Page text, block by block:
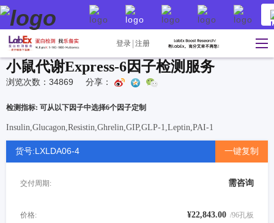
登录 注册
小鼠代谢Express-6因子检测服务
浏览次数：34869 分享：
检测指标: 可从以下因子中选择6个因子定制
Insulin,Glucagon,Resistin,Ghrelin,GIP,GLP-1,Leptin,PAI-1
货号:LXLDA06-4 一键复制
交付周期: 需咨询
价格: ¥22,843.00 /96孔板